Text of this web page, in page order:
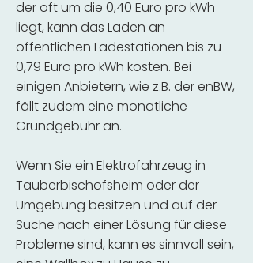
der oft um die 0,40 Euro pro kWh
liegt, kann das Laden an
öffentlichen Ladestationen bis zu
0,79 Euro pro kWh kosten. Bei
einigen Anbietern, wie z.B. der enBW,
fällt zudem eine monatliche
Grundgebühr an.
Wenn Sie ein Elektrofahrzeug in
Tauberbischofsheim oder der
Umgebung besitzen und auf der
Suche nach einer Lösung für diese
Probleme sind, kann es sinnvoll sein,